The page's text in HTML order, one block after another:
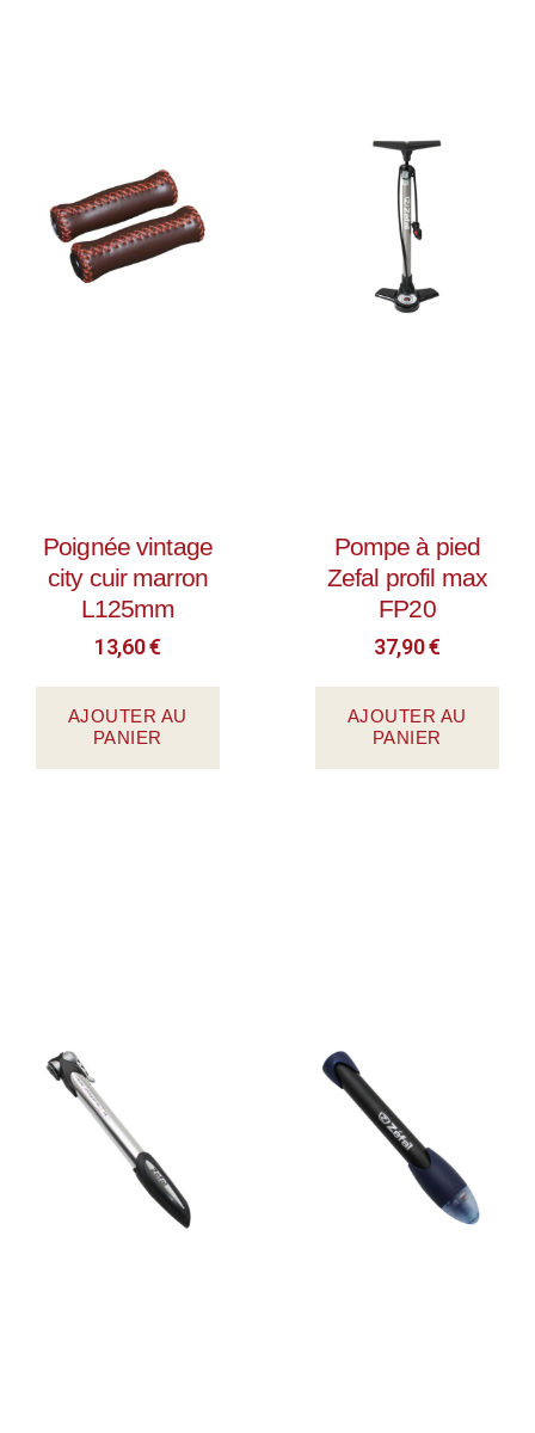
Poignée vintage
city cuir marron
L125mm
13,60€
AJOUTER AU
PANIER
Pompe à pied
Zefal profil max
FP20
37,90€
AJOUTER AU
PANIER